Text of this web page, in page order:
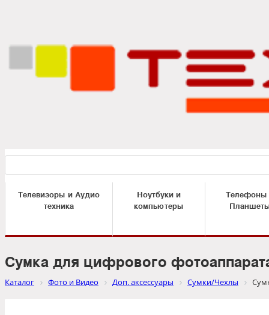
Телевизоры и Аудио
техника
Ноутбуки и
компьютеры
Телефоны
Сумка для цифрового
Каталог Фото и Видео Доп. аксессуары Сумки/Чехлы